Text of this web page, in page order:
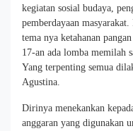
kegiatan sosial budaya,
pemberdayaan
tema nya ketahanan
17-an ada lomba memilah
Yang terpenting semua
Agustina.
Dirinya menekankan
anggaran yang digunakan